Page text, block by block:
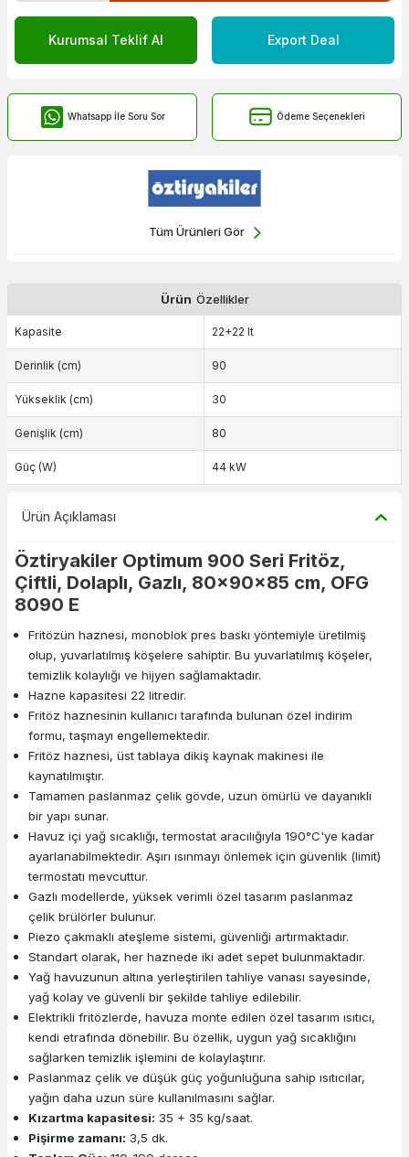
Kurumsal Teklif Al Export Deal
Whatsapp İle Soru Sor Ödeme Seçenekleri
Tüm Ürünleri Gör
Ürün Özellikler
Kapasite 22+22 lt
Derinlik (cm) 90
Yükseklik (cm) 30
Genişlik (cm) 80
Güç (W) 44 kW
Ürün Açıklaması
Öztiryakiler Optimum 900 Seri Fritöz,
Çiftli, Dolaplı, Gazlı, 80x90x85 cm, OFG
8090 E
Fritözün haznesi, monoblok pres baskı yöntemiyle üretilmiş
olup, yuvarlatılmış köşelere sahiptir. Bu yuvarlatılmış köşeler,
temizlik kolaylığı ve hijyen sağlamaktadır.
Hazne kapasitesi 22 litredir.
Fritöz haznesinin kullanıcı tarafında bulunan özel indirim
formu, taşmayı engellemektedir.
Fritöz haznesi, üst tablaya dikiş kaynak makinesi ile
kaynatılmıştır.
Tamamen paslanmaz çelik gövde, uzun ömürlü ve dayanıklı
bir yapı sunar.
Havuz içi yağ sıcaklığı, termostat aracılığıyla 190°C'ye kadar
ayarlanabilmektedir. Aşırı ısınmayı önlemek için güvenlik (limit)
termostatı mevcuttur.
Gazlı modellerde, yüksek verimli özel tasarım paslanmaz
çelik brülörler bulunur.
Piezo çakmaklı ateşleme sistemi, güvenliği artırmaktadır.
Standart olarak, her haznede iki adet sepet bulunmaktadır.
Yağ havuzunun altına yerleştirilen tahliye vanası sayesinde,
yağ kolay ve güvenli bir şekilde tahliye edilebilir.
Elektrikli fritözlerde, havuza monte edilen özel tasarım ısıtıcı,
kendi etrafında dönebilir. Bu özellik, uygun yağ sıcaklığını
sağlarken temizlik işlemini de kolaylaştırır.
Paslanmaz çelik ve düşük güç yoğunluğuna sahip ısıtıcılar,
yağın daha uzun süre kullanılmasını sağlar.
Kızartma kapasitesi: 35 + 35 kg/saat.
Pişirme zamanı: 3,5 dk.